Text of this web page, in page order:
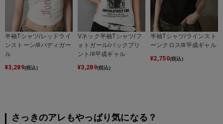
半袖Tシャツ/レッドライ
ンストーン/#バディガー
ル
¥3,289(税込)
Vネック半袖Tシャツ/フ
ォトガール/バックプリ
ント/#平成ギャル
¥3,289(税込)
半袖Tシャツ/ラインスト
ーンクロス/#平成ギャル
¥2,750(税込)
さっきのアレもやっぱり気になる？